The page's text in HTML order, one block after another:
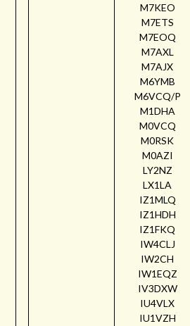
M7KEO
M7ETS
M7EOQ
M7AXL
M7AJX
M6YMB
M6VCQ/P
M1DHA
M0VCQ
M0RSK
M0AZI
LY2NZ
LX1LA
IZ1MLQ
IZ1HDH
IZ1FKQ
IW4CLJ
IW2CH
IW1EQZ
IV3DXW
IU4VLX
IU1VZH